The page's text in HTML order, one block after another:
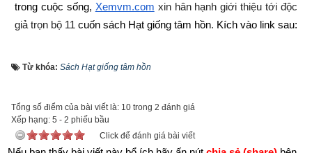
trong cuộc sống, Xemvm.com xin hân hạnh giới thiệu tới độc
giả trọn bộ 11 cuốn sách Hạt giống tâm hồn. Kích vào link sau:
tai-sach-hat-giong-tam-hon-pdf-10.html
để tải về Ebook Sách Hạt giống tâm hồn hoặc liên hệ Zalo:
0926.138.186 để nhận trực tiếp file pdf.
Sau đây là Câu chuyện về Bài học từ người Eskimo được
Từ khóa: Sách Hạt giống tâm hồn
Tổng số điểm của bài viết là: 10 trong 2 đánh giá
Xếp hạng: 5 - 2 phiếu bầu
Click để đánh giá bài viết